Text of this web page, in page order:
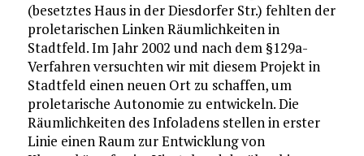
(besetztes Haus in der Diesdorfer Str.) fehlten der
proletarischen Linken Räumlichkeiten in
Stadtfeld. Im Jahr 2002 und nach dem §129a-
Verfahren versuchten wir mit diesem Projekt in
Stadtfeld einen neuen Ort zu schaffen, um
proletarische Autonomie zu entwickeln. Die
Räumlichkeiten des Infoladens stellen in erster
Linie einen Raum zur Entwicklung von